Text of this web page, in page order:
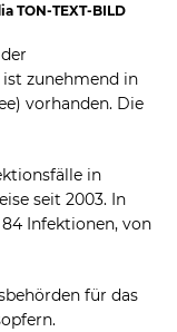
TON-TEXT-BILD
zunehmend in
vorhanden. Die
in
seit 2003. In
Infektionen, von
für das